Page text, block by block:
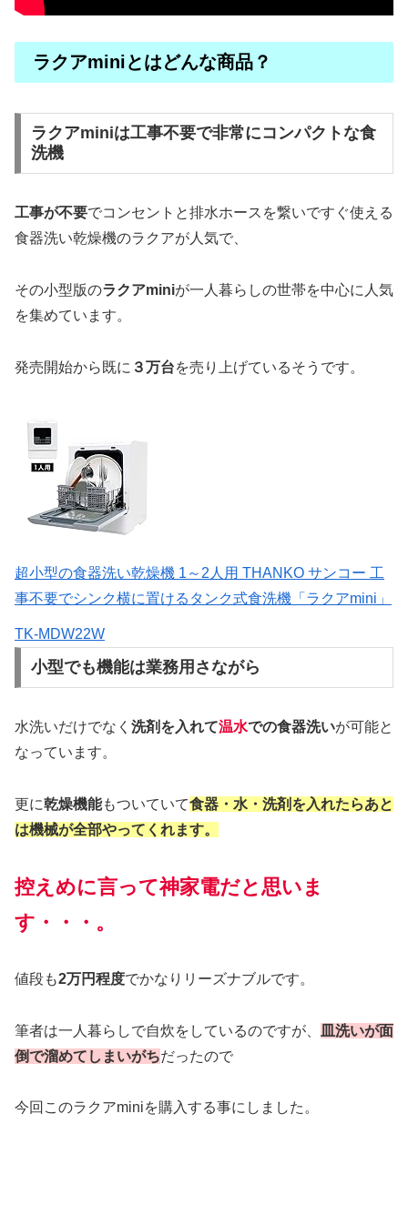
ラクアminiとはどんな商品？
ラクアminiは工事不要で非常にコンパクトな食
洗機
工事が不要でコンセントと排水ホースを繋いですぐ使える
食器洗い乾燥機のラクアが人気で、
その小型版のラクアminiが一人暮らしの世帯を中心に人気
を集めています。
発売開始から既に ３万台を売り上げているそうです。
超小型の食器洗い乾燥機 1～2人用 THANKO サンコー 工
事不要でシンク横に置けるタンク式食洗機「ラクアmini」
TK-MDW22W
小型でも機能は業務用さながら
水洗いだけでなく 洗剤を入れて温水での食器洗いが可能と
なっています。
更に乾燥機能もついていて食器・水・洗剤を入れたらあと
は機械が全部やってくれます。
控えめに言って神家電だと思いま
す・・・。
値段も2万円程度でかなりリーズナブルです。
筆者は一人暮らしで自炊をしているのですが、
皿洗いが面
倒で溜めてしまいがちだったので
今回このラクアminiを購入する事にしました。